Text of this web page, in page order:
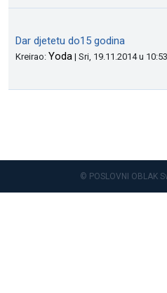
Dar djetetu do15 godina
Kreirao: Yoda | Sri, 19.11.2014 u
© POSLOVNI OBLAK